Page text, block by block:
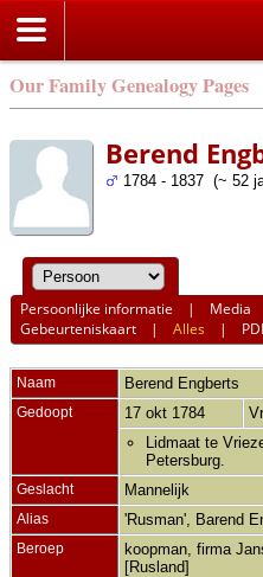
Our Family Genealogy Pages
Berend
1784 - 1837 (~ 52
Persoonlijke informatie | Media
Gebeurteniskaart |Alles |
Naam Berend Engberts
Gedoopt 17 okt 1784
Lidmaat te
Petersburg.
Geslacht Mannelijk
Alias 'Rusman', Barend
Beroep
koopman, firma
[Rusland]